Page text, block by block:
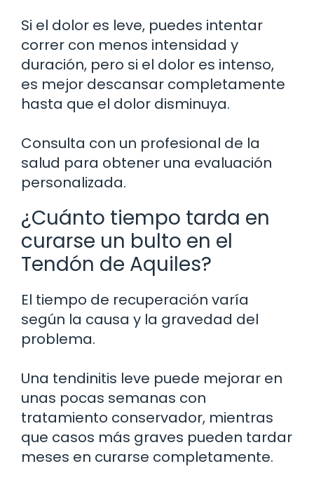
Si el dolor es leve, puedes intentar
correr con menos intensidad y
duración, pero si el dolor es intenso,
es mejor descansar completamente
hasta que el dolor disminuya.
Consulta con un profesional de la
salud para obtener una evaluación
personalizada.
¿Cuánto tiempo tarda en
curarse un bulto en el
Tendón de Aquiles?
El tiempo de recuperación varía
según la causa y la gravedad del
problema.
Una tendinitis leve puede mejorar en
unas pocas semanas con
tratamiento conservador, mientras
que casos más graves pueden tardar
meses en curarse completamente.